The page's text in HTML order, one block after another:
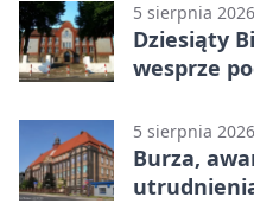
5 sierpnia 2026
Dziesiąty
wesprze
5 sierpnia 2026
Burza,